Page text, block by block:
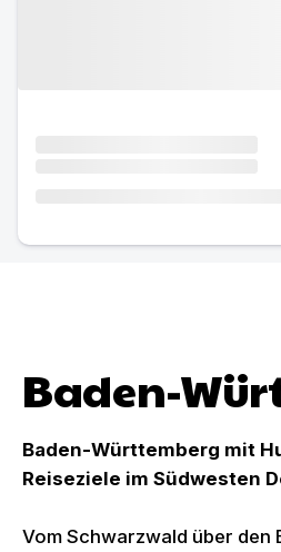
Baden-
Baden-Württemberg mit
Reiseziele im Südwesten
Vom Schwarzwald über den